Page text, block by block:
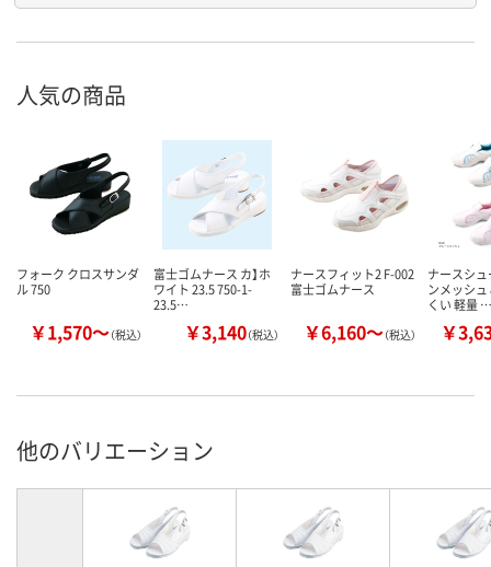
人気の商品
フォーク クロスサンダ
ル 750
￥1,570～（税込）
富士ゴムナース カ】ホ
ワイト 23.5 750-1-
23.5…
￥3,140（税込）
ナースフィット2 F-002
富士ゴムナース
￥6,160～（税込）
ナースシ
ンメッシ
くい 軽量 …
￥
他のバリエーション